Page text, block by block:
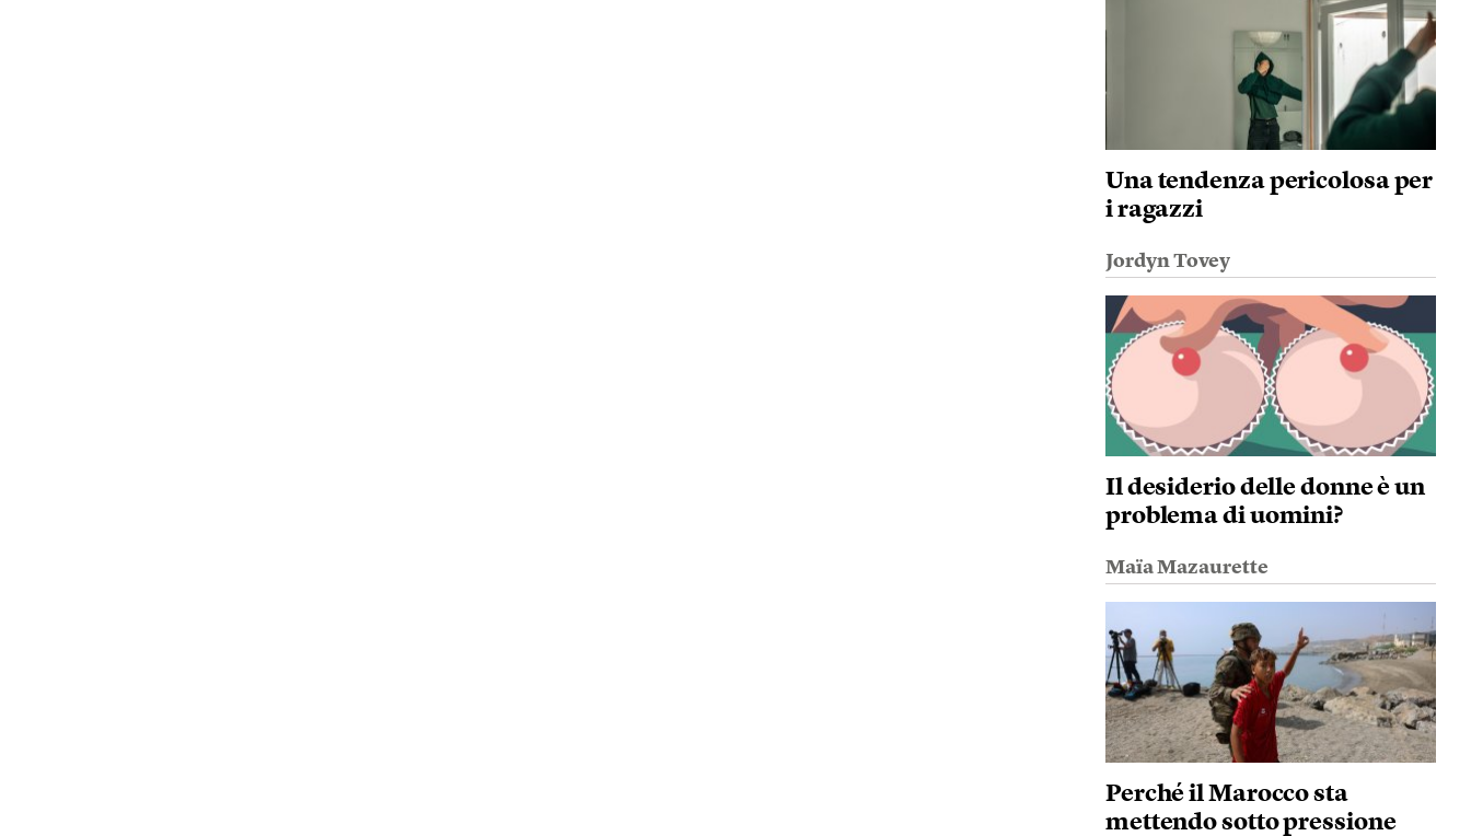
Una tendenza pericolosa per
i ragazzi
Jordyn Tovey
Il desiderio delle donne è un
problema di uomini?
Maïa Mazaurette
Perché il Marocco sta
mettendo sotto pressione